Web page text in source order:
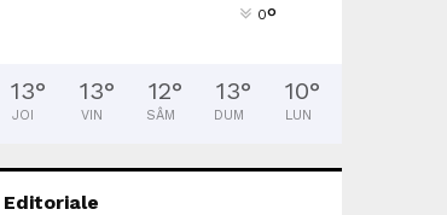
0°
13°
JOI
13°
VIN
12°
SÂM
13°
DUM
10°
LUN
Editoriale